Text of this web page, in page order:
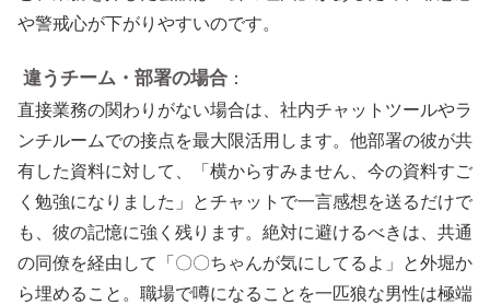
や警戒心が下がりやすいのです。
違うチーム・部署の場合 ：
直接業務の関わりがない場合は、社内チャットツールやラ
ンチルームでの接点を最大限活用します。他部署の彼が共
有した資料に対して、「横からすみません、今の資料すご
く勉強になりました」とチャットで一言感想を送るだけで
も、彼の記憶に強く残ります。絶対に避けるべきは、共通
の同僚を経由して「〇〇ちゃんが気にしてるよ」と外堀か
ら埋めること。職場で噂になることを一匹狼な男性は極端